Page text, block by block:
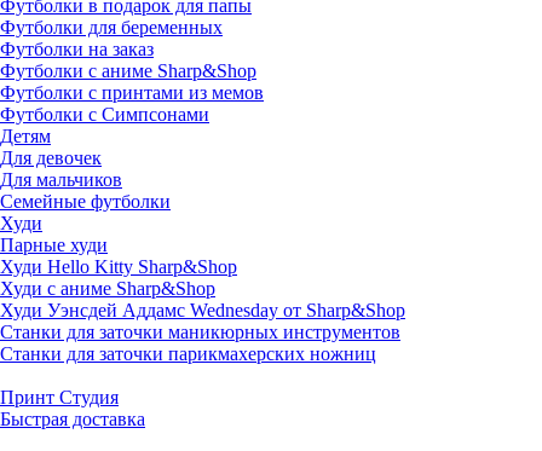
Футболки в подарок для папы
Футболки для беременных
Футболки на заказ
Футболки с аниме Sharp&Shop
Футболки с принтами из мемов
Футболки с Симпсонами
Детям
Для девочек
Для мальчиков
Семейные футболки
Худи
Парные худи
Худи Hello Kitty Sharp&Shop
Худи с аниме Sharp&Shop
Худи Уэнсдей Аддамс Wednesday от Sharp&Shop
Станки для заточки маникюрных инструментов
Станки для заточки парикмахерских ножниц
Принт Студия
Быстрая доставка